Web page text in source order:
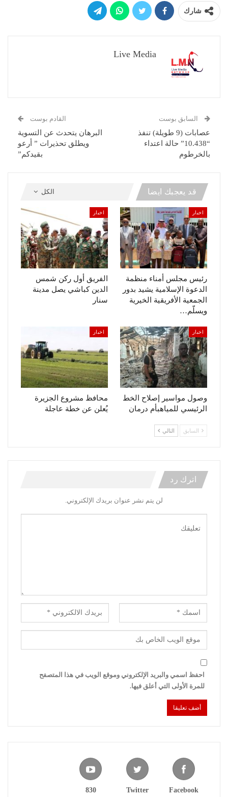
شارك
Live Media
السابق بوست
عصابات (9 طويلة) تنفذ
“10.438” حالة اعتداء
بالخرطوم
القادم بوست
البرهان يتحدث عن التسوية
ويطلق تحذيرات ” أرعو
بقيدكم”
الكل قد يعجبك ايضا
اخبار
رئيس مجلس أمناء منظمة
الدعوة الإسلامية يشيد بدور
الجمعية الأفريقية الخيرية
ويسلّم…
اخبار
الفريق أول ركن شمس
الدين كباشي يصل مدينة
سنار
اخبار
وصول مواسير إصلاح الخط
الرئيسي للمياهبأم درمان
اخبار
محافظ مشروع الجزيرة
يُعلن عن خطة عاجلة
السابق التالي
اترك رد
لن يتم نشر عنوان بريدك الإلكتروني.
احفظ اسمي والبريد الإلكتروني وموقع الويب في هذا المتصفح
للمرة الأولى التي أعلق فيها.
Facebook
Twitter
830